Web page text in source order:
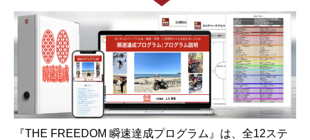
『THE FREEDOM 瞬速達成プログラム』は、全12ステ